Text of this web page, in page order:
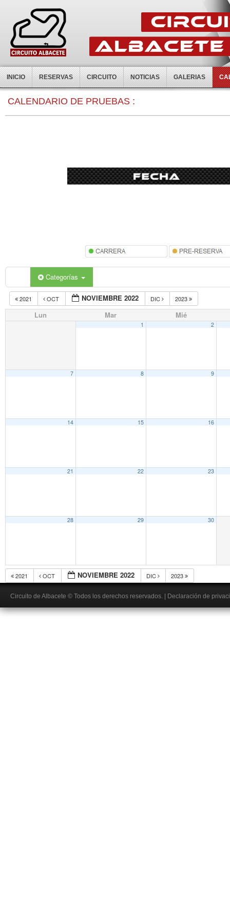
INICIO RESERVAS CIRCUITO NOTICIAS GALERIAS
CALENDARIO DE PRUEBAS :
Categorías
2021 OCT NOVIEMBRE 2022 DIC 2023
Lun Mar Mié
1 2
7 8 9
14 15 16
21 22 23
28 29 30
2021 OCT NOVIEMBRE 2022 DIC 2023
Circuito de Albacete © Todos los derechos reservados. Declaración de